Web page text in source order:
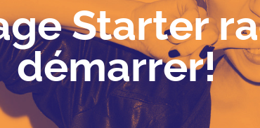
Starter
démarrer!